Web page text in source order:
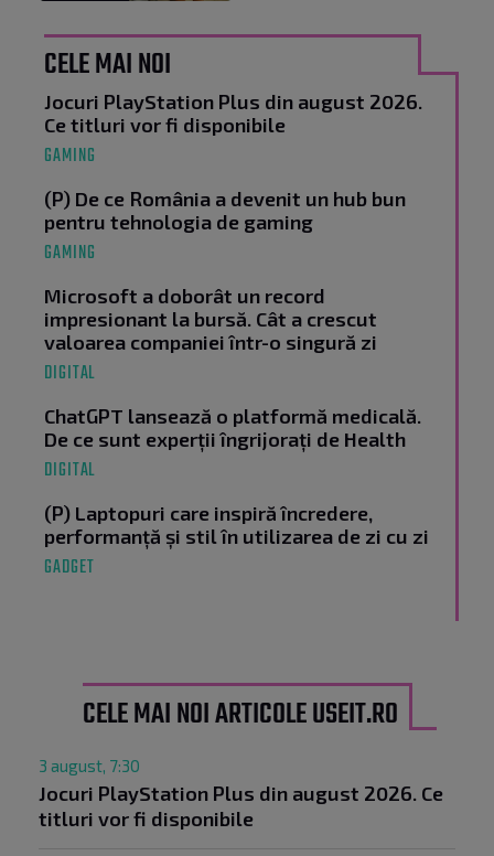
CELE MAI NOI
Jocuri PlayStation Plus din august 2026.
Ce titluri vor fi disponibile
GAMING
(P) De ce România a devenit un hub bun
pentru tehnologia de gaming
GAMING
Microsoft a doborât un record
impresionant la bursă. Cât a crescut
valoarea companiei într-o singură zi
DIGITAL
ChatGPT lansează o platformă medicală.
De ce sunt experții îngrijorați de Health
DIGITAL
(P) Laptopuri care inspiră încredere,
performanță și stil în utilizarea de zi cu zi
GADGET
CELE MAI NOI ARTICOLE USEIT.RO
3 august, 7:30
Jocuri PlayStation Plus din august 2026. Ce
titluri vor fi disponibile